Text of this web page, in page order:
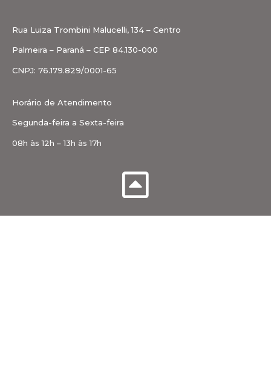
Rua Luiza Trombini Malucelli, 134 – Centro
Palmeira – Paraná – CEP 84.130-000
CNPJ: 76.179.829/0001-65
Horário de Atendimento
Segunda-feira a Sexta-feira
08h às 12h – 13h às 17h